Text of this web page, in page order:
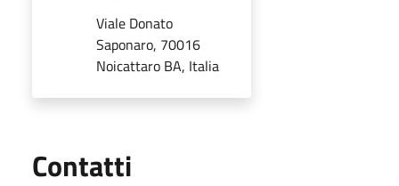
Viale Donato
Saponaro, 70016
Noicattaro BA, Italia
Contatti